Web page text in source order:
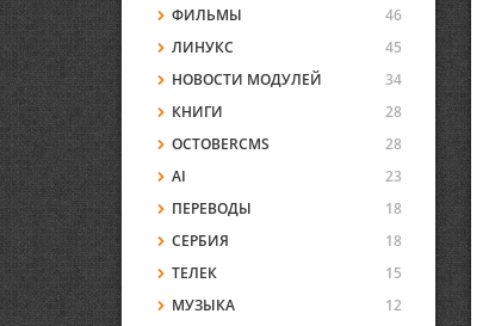
ФИЛЬМЫ
46
ЛИНУКС
45
НОВОСТИ МОДУЛЕЙ
34
КНИГИ
28
OCTOBERCMS
28
AI
23
ПЕРЕВОДЫ
18
СЕРБИЯ
18
ТЕЛЕК
15
МУЗЫКА
12